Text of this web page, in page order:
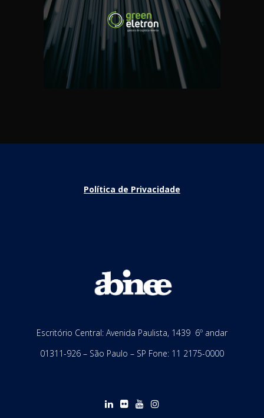
Política de Privacidade
Escritório Central: Avenida Paulista, 1439 6º andar
01311-926 – São Paulo – SP Fone: 11 2175-0000